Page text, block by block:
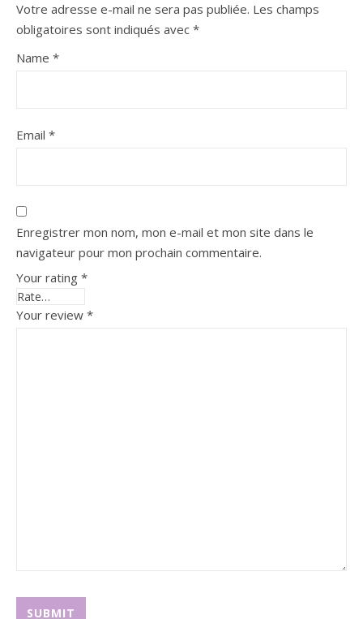
Votre adresse e-mail ne sera pas publiée. Les champs
obligatoires sont indiqués avec *
Name *
Email *
Enregistrer mon nom, mon e-mail et mon site dans le
navigateur pour mon prochain commentaire.
Your rating *
Your review *